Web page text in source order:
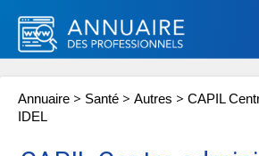
Annuaire > Santé > Autres > CAPIL
IDEL